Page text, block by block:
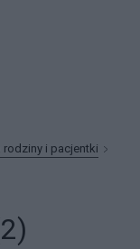
i pacjentki